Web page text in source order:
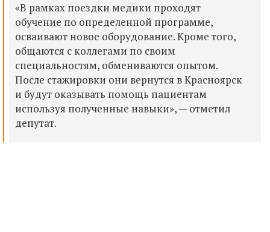
«В рамках поездки медики проходят
обучение по определенной программе,
осваивают новое оборудование. Кроме того,
общаются с коллегами по своим
специальностям, обмениваются опытом.
После стажировки они вернутся в Красноярск
и будут оказывать помощь пациентам
используя полученные навыки», — отметил
депутат.